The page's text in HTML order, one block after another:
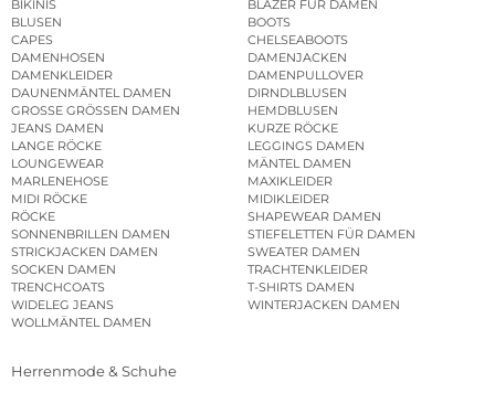
BIKINIS
BLAZER FÜR DAMEN
BLUSEN
BOOTS
CAPES
CHELSEABOOTS
DAMENHOSEN
DAMENJACKEN
DAMENKLEIDER
DAMENPULLOVER
DAUNENMÄNTEL DAMEN
DIRNDLBLUSEN
GROSSE GRÖSSEN DAMEN
HEMDBLUSEN
JEANS DAMEN
KURZE RÖCKE
LANGE RÖCKE
LEGGINGS DAMEN
LOUNGEWEAR
MÄNTEL DAMEN
MARLENEHOSE
MAXIKLEIDER
MIDI RÖCKE
MIDIKLEIDER
RÖCKE
SHAPEWEAR DAMEN
SONNENBRILLEN DAMEN
STIEFELETTEN FÜR DAMEN
STRICKJACKEN DAMEN
SWEATER DAMEN
SOCKEN DAMEN
TRACHTENKLEIDER
TRENCHCOATS
T-SHIRTS DAMEN
WIDELEG JEANS
WINTERJACKEN DAMEN
WOLLMÄNTEL DAMEN
Herrenmode & Schuhe